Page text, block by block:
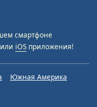
смартфоне
или iOS приложения!
Южная Америка